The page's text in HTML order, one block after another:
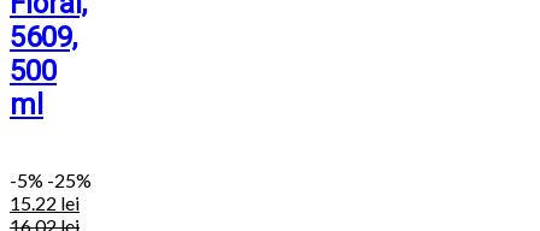
5609,
500
ml
-5% -25%
15.22 lei
16.02lei